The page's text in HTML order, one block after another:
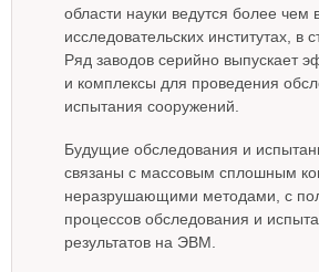
области науки ведутся более чем
исследовательских институтах, в
Ряд заводов серийно выпускает
и комплексы для проведения
испытания сооружений.
Будущие обследования и
связаны с массовым сплошным
неразрушающими методами, с
процессов обследования и
результатов на ЭВМ.